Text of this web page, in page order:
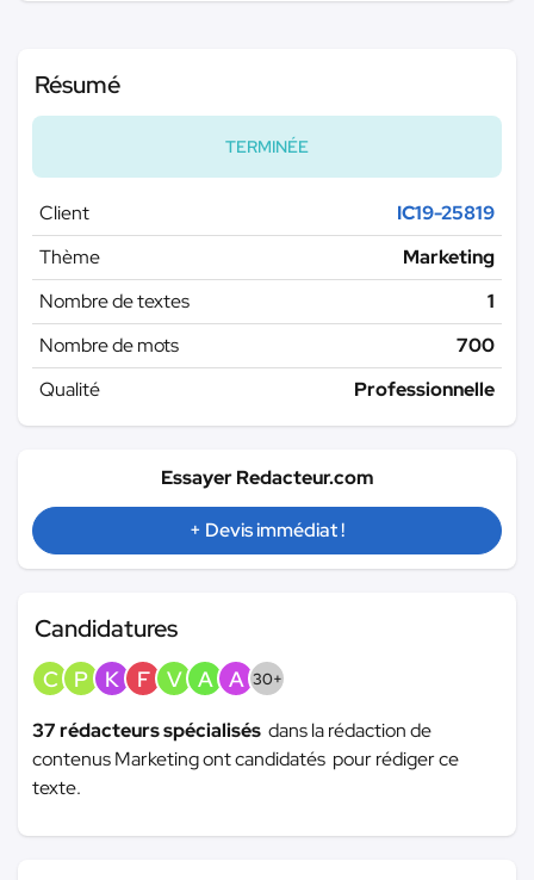
Résumé
TERMINÉE
Client
IC19-25819
Thème
Marketing
Nombre de textes
1
Nombre de mots
700
Qualité
Professionnelle
Essayer Redacteur.com
+ Devis immédiat !
Candidatures
C P K F V A A 30+
37 rédacteurs spécialisés dans la rédaction de
contenus Marketing ont candidatés pour rédiger ce
texte.